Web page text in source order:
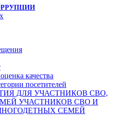
качества
посетителей
ДЛЯ УЧАСТНИКОВ СВО,
УЧАСТНИКОВ СВО И
СЕМЕЙ